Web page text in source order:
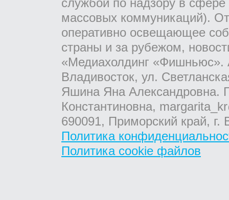
службой по надзору в
массовых коммуникаций).
оперативно освещающее
страны и за рубежом,
«Медиахолдинг «Фишньюс».
Владивосток, ул.
Яшина Яна Александровна.
Константиновна,
690091, Приморский край,
Политика
Политика cookie файлов